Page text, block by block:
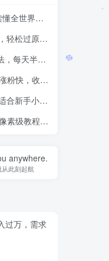
07月21日，星期日，每天60秒读懂全世界！-品小先项目发源地
超强免费AI工具，让图片动起来，轻松过原创，批量生成无脑上传，实现睡后1000+日入
外面收费980的今日头条原创玩法，每天半小时，到账300＋
小红书截取热门评论涨粉方法，涨粉快，收益高，长期项目
AI数字人短视频带货，门槛低，适合新手小白可做的项目
操作头条号，二创文章做收益，像素级教程助你副业变现！
anywhere.
此刻起航